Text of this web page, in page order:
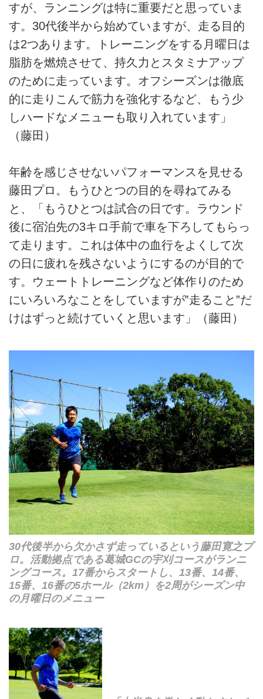
すが、ランニングは特に重要だと思っていま
す。30代後半から始めていますが、走る目的
は2つあります。トレーニングをする月曜日は
脂肪を燃焼させて、持久力とスタミナアップ
のために走っています。オフシーズンは徹底
的に走りこんで筋力を強化するなど、もう少
しハードなメニューも取り入れています」
（藤田）
年齢を感じさせないパフォーマンスを見せる
藤田プロ。もうひとつの目的を尋ねてみる
と、「もうひとつは試合の日です。ラウンド
後に宿泊先の3キロ手前で車を下ろしてもらっ
て走ります。これは体中の血行をよくして次
の日に疲れを残さないようにするのが目的で
す。ウェートトレーニングなど体作りのため
にいろいろなことをしていますが‟走ること”だ
けはずっと続けていくと思います」（藤田）
30代後半から欠かさず走っているという藤田寛之プ
ロ。活動拠点である葛城GCの宇刈コースがランニ
ングコース。17番からスタートし、13番、14番、
15番、16番の5ホール（2km）を2周がシーズン中
の月曜日のメニュー